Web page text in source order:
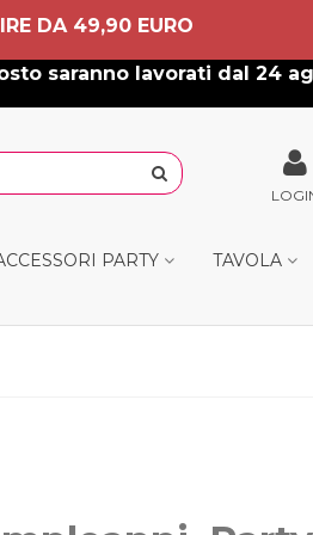
DA 49,90 EURO
saranno lavorati dal 24
PARTY
TAVOLA